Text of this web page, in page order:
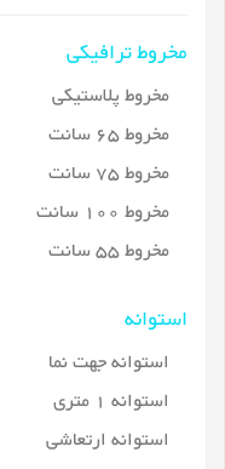
مخروط ترافیکی
مخروط پلاستیکی
مخروط 65 سانت
مخروط 75 سانت
مخروط 100 سانت
مخروط 55 سانت
استوانه
استوانه جهت نما
استوانه 1 متری
استوانه ارتعاشی